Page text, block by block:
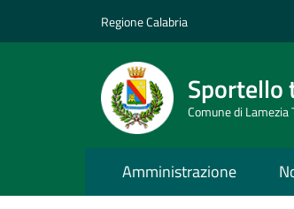
Regione Calabria
Sportello
Comune di Lamezia
Amministrazione